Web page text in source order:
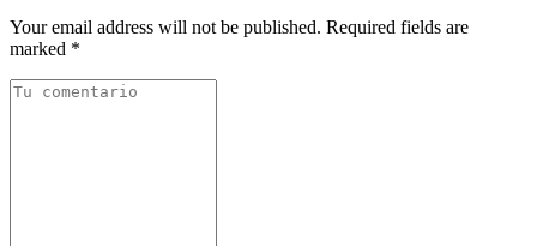
Your email address will not be published. Required fields are
marked *